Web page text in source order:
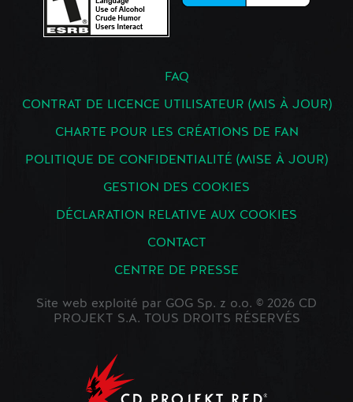
FAQ
CONTRAT DE LICENCE UTILISATEUR (MIS À JOUR)
CHARTE POUR LES CRÉATIONS DE FAN
POLITIQUE DE CONFIDENTIALITÉ (MISE À JOUR)
GESTION DES COOKIES
DÉCLARATION RELATIVE AUX COOKIES
CONTACT
CENTRE DE PRESSE
Site web exploité par GOG Sp. z o.o. © 2026 CD
PROJEKT S.A. TOUS DROITS RÉSERVÉS